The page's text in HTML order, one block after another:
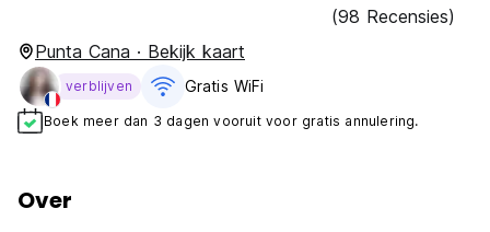
(98 Recensies)
Punta Cana · Bekijk kaart
verblijven Gratis WiFi
Boek meer dan 3 dagen vooruit voor gratis annulering.
Over